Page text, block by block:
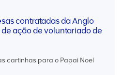
contratadas da Anglo
ação de voluntariado de
cartinhas para o Papai Noel